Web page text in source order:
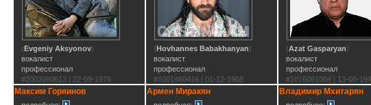
(Evgeniy Aksyonov)
вокалист
профессионал
#2003080613 | 22-09-1976
(Hovhannes Babakhanyan)
вокалист
профессионал
#1001460416 | 01-12-1968
(Azat Gasparyan)
вокалист
профессионал
#1016061004 | 13-08-
Максим Горяинов Армен Миракян Владимир Мхитарян